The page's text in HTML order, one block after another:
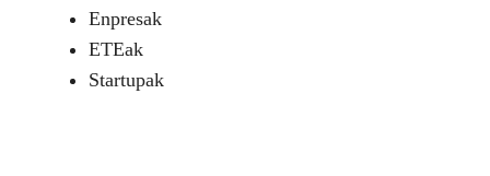
Enpresak
ETEak
Startupak